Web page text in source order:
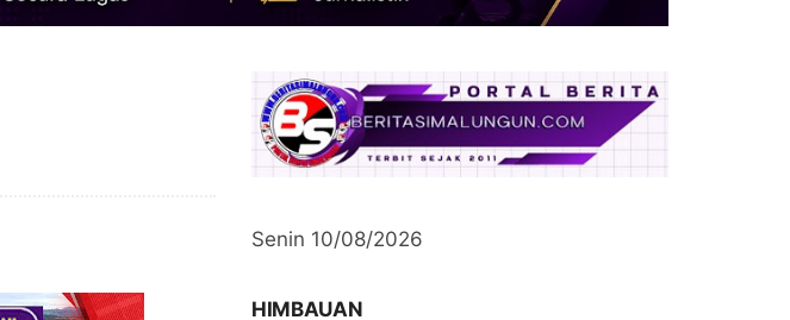
Senin 10/08/2026
HIMBAUAN